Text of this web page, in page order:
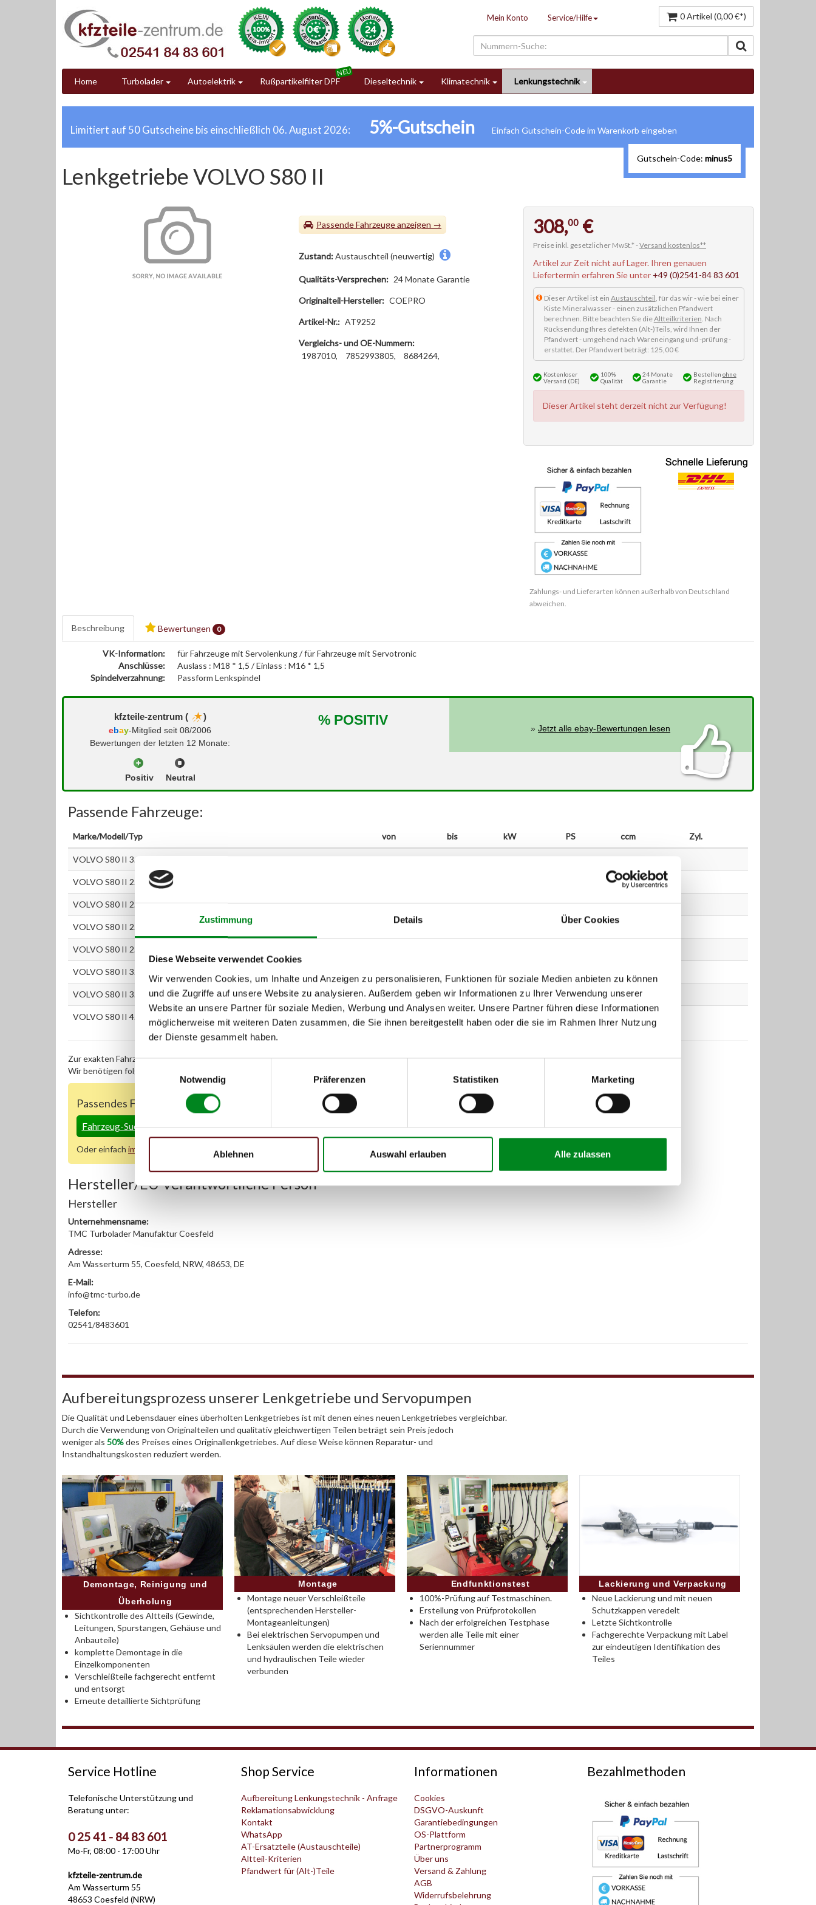
Zustimmung Details Über Cookies
Diese Webseite verwendet Cookies
Wir verwenden Cookies, um Inhalte und Anzeigen zu personalisieren, Funktionen für soziale Medien anbieten zu können
und die Zugriffe auf unsere Website zu analysieren. Außerdem geben wir Informationen zu Ihrer Verwendung unserer
Website an unsere Partner für soziale Medien, Werbung und Analysen weiter. Unsere Partner führen diese Informationen
möglicherweise mit weiteren Daten zusammen, die Sie ihnen bereitgestellt haben oder die sie im Rahmen Ihrer Nutzung
der Dienste gesammelt haben.
Einwilligungsauswahl
Notwendig
Präferenzen Statistiken Marketing
Ablehnen Auswahl erlauben Alle zulassen
Mein Konto Service/Hilfe 0 Artikel (0,00 €*)
Home Turbolader Autoelektrik Rußpartikelfilter DPF Dieseltechnik Klimatechnik Lenkungstechnik
Limitiert auf 50 Gutscheine bis einschließlich 06. August 2026: 5%-Gutschein
Gutschein-Code: minus5
Lenkgetriebe VOLVO S80 II
Passende Fahrzeuge
Zustand:Austauschteil (neuwertig)
Qualitäts-Versprechen: 24 Monate Garantie
Originalteil-Hersteller: COEPRO
Artikel-Nr.: AT9252
Vergleichs- und OE-Nummern:
1987010,
7852993805, 8684264,
308,00 €
Preise inkl. gesetzlicher MwSt.* -Versand kostenlos**
Artikel zur Zeit nicht auf Lager. Ihren genauen
Liefertermin erfahren Sie unter +49 (0)2541-84 83 601
Dieser Artikel ist ein Austauschteil, für das wir - wie bei einer
Kiste Mineralwasser - einen zusätzlichen Pfandwert
berechnen. Bitte beachten Sie dieAltteilkriterien. Nach
Rücksendung Ihres defekten (Alt-)Teils, wird Ihnen der
Pfandwert - umgehend nach Wareneingang und -prüfung -
erstattet. Der Pfandwert beträgt: 125,00 €
Kostenloser
Versand (DE)
100%
Qualität
24 Monate
Garantie
Bestellen ohne
Registrierung
Dieser Artikel steht derzeit nicht zur Verfügung!
Zahlungs- und Lieferarten können außerhalb von Deutschland
abweichen.
Beschreibung Bewertungen 0
VK-Information:
für Fahrzeuge mit Servolenkung / für Fahrzeuge mit Servotronic
Anschlüsse:
Auslass : M18 * 1,5 / Einlass : M16 * 1,5
Spindelverzahnung:
Passform Lenkspindel
kfzteile-zentrum ( )
ebay-Mitglied seit 08/2006
Bewertungen der letzten 12 Monate:
Positiv Neutral
% POSITIV
»Jetzt alle ebay-Bewertungen lesen
Passende Fahrzeuge:
Marke/Modell/Typ von bis kW PS ccm Zyl.
VOLVO S80 II 3.2
VOLVO S80 II 2.4 D
VOLVO S80 II 2.4 D5
VOLVO S80 II 2.4 D5 AWD
VOLVO S80 II 2.5 T
VOLVO S80 II 3.0 T6 AWD
VOLVO S80 II 3.2 AWD
VOLVO S80 II 4.4 V8 AWD
Zur exakten Fahrzeug-Identifizierung können Sie auch unseren Support kontaktieren (Chat, Telefon oder E-Mail).
Wir benötigen folgende Fahrzeugdaten:
Passendes Fahrzeug nicht dabei?
Fahrzeug-Suche für AT-Lenkgetriebe»
Oder einfach im Chat
Hersteller/EU Verantwortliche Person
Hersteller
Unternehmensname:
TMC Turbolader Manufaktur Coesfeld
Adresse:
Am Wasserturm 55, Coesfeld, NRW, 48653, DE
E-Mail:
info@tmc-turbo.de
Telefon:
02541/8483601
Aufbereitungsprozess unserer Lenkgetriebe und Servopumpen
Die Qualität und Lebensdauer eines überholten Lenkgetriebes ist mit denen eines neuen Lenkgetriebes vergleichbar.
Durch die Verwendung von Originalteilen und qualitativ gleichwertigen Teilen beträgt sein Preis jedoch
weniger als 50%des Preises eines Originallenkgetriebes. Auf diese Weise können Reparatur- und
Instandhaltungskosten reduziert werden.
Demontage, Reinigung und
Überholung
Sichtkontrolle des Altteils (Gewinde,
Leitungen, Spurstangen, Gehäuse und
Anbauteile)
komplette Demontage in die
Einzelkomponenten
Verschleißteile fachgerecht entfernt
und entsorgt
Erneute detaillierte Sichtprüfung
Montage
Montage neuer Verschleißteile
(entsprechenden Hersteller-
Montageanleitungen)
Bei elektrischen Servopumpen und
Lenksäulen werden die elektrischen
und hydraulischen Teile wieder
verbunden
Endfunktionstest
100%-Prüfung auf Testmaschinen.
Erstellung von Prüfprotokollen
Nach der erfolgreichen Testphase
werden alle Teile mit einer
Seriennummer
Lackierung und Verpackung
Neue Lackierung und mit neuen
Schutzkappen veredelt
Letzte Sichtkontrolle
Fachgerechte Verpackung mit Label
zur eindeutigen Identifikation des
Teiles
Service Hotline
Telefonische Unterstützung und
Beratung unter:
0 25 41 - 84 83 601
Mo-Fr, 08:00 - 17:00 Uhr
kfzteile-zentrum.de
Am Wasserturm 55
48653 Coesfeld (NRW)
Shop Service
Aufbereitung Lenkungstechnik - Anfrage
Reklamationsabwicklung
Kontakt
WhatsApp
AT-Ersatzteile (Austauschteile)
Altteil-Kriterien
Pfandwert für (Alt-)Teile
Informationen
Cookies
DSGVO-Auskunft
Garantiebedingungen
OS-Plattform
Partnerprogramm
Über uns
Versand & Zahlung
AGB
Widerrufsbelehrung
Bezahlmethoden